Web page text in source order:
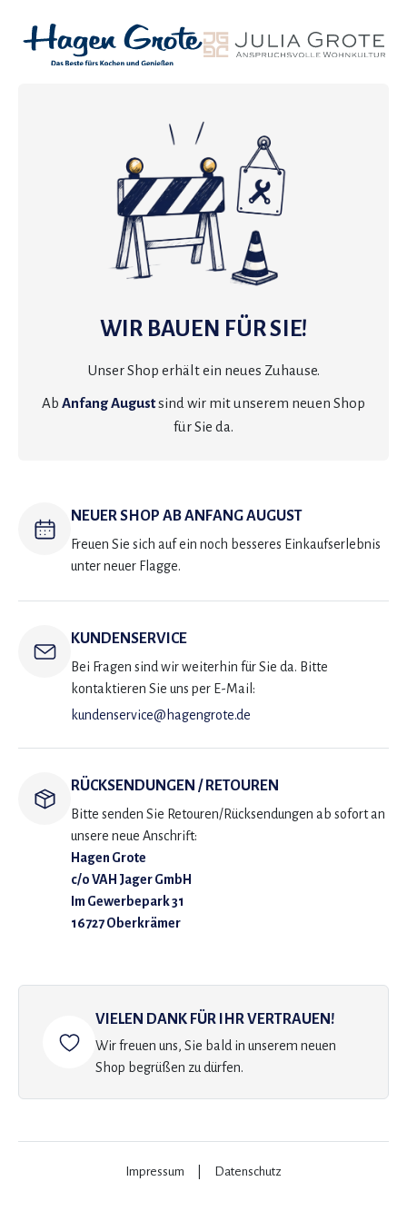
WIR BAUEN FÜR SIE!
Unser Shop erhält ein neues Zuhause.
Ab Anfang Augustsind wir mit unserem neuen Shop
für Sie da.
NEUER SHOP AB ANFANG AUGUST
Freuen Sie sich auf ein noch besseres Einkaufserlebnis
unter neuer Flagge.
KUNDENSERVICE
Bei Fragen sind wir weiterhin für Sie da. Bitte
kontaktieren Sie uns per E-Mail:
kundenservice@hagengrote.de
RÜCKSENDUNGEN / RETOUREN
Bitte senden Sie Retouren/Rücksendungen ab sofort an
unsere neue Anschrift:
Hagen Grote
c/o VAH Jager GmbH
Im Gewerbepark 31
16727 Oberkrämer
VIELEN DANK FÜR IHR VERTRAUEN!
Wir freuen uns, Sie bald in unserem neuen
Shop begrüßen zu dürfen.
Impressum Datenschutz